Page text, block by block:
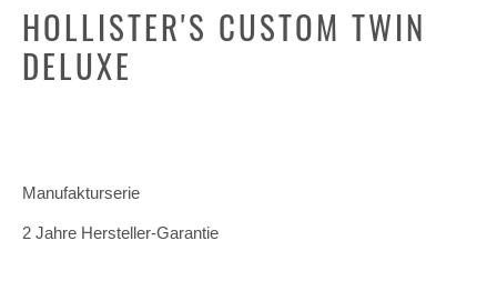
HOLLISTER'S CUSTOM TWIN
DELUXE
Manufakturserie
2 Jahre Hersteller-Garantie